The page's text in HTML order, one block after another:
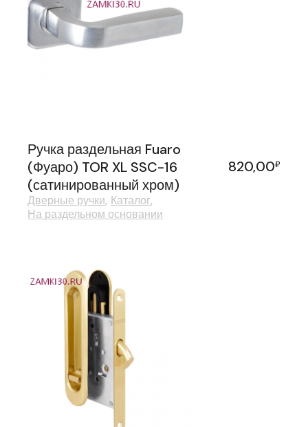
Ручка раздельная Fuaro
(Фуаро) TOR XL SSC-16
(сатинированный хром)
820,00₽
Дверные ручки Каталог
На раздельном основании